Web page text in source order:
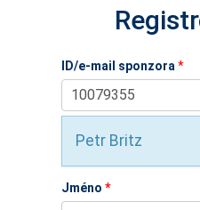
ID/e-mail sponzora *
Petr Britz
Jméno *